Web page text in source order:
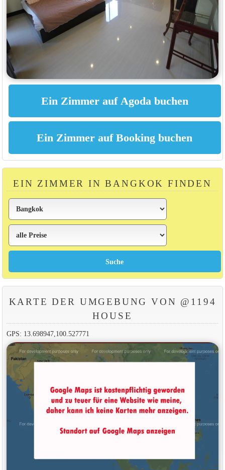
EIN ZIMMER IN BANGKOK FINDEN
KARTE DER UMGEBUNG VON @1194
HOUSE
GPS: 13.698947,100.527771